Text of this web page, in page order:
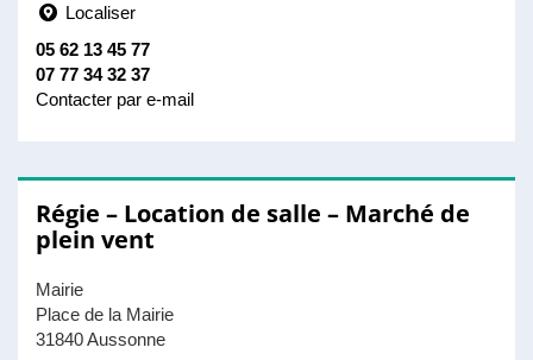
Localiser
05 62 13 45 77
07 77 34 32 37
Contacter par e-mail
Régie – Location de salle – Marché de
plein vent
Mairie
Place de la Mairie
31840 Aussonne